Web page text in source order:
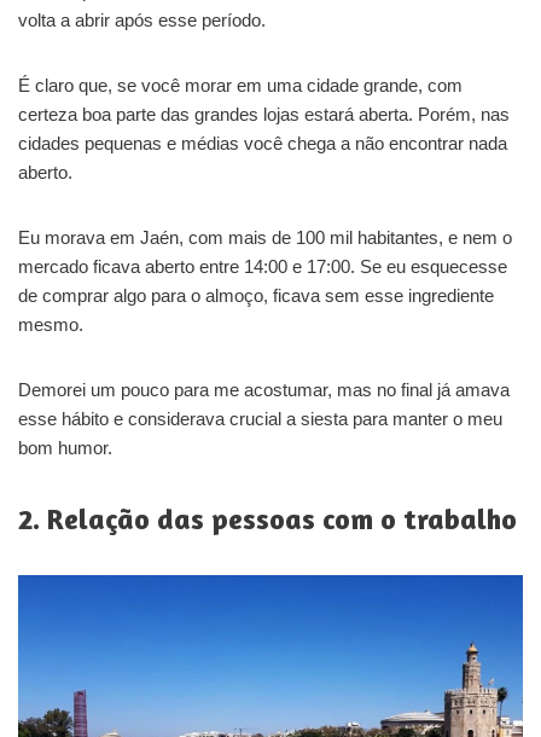
volta a abrir após esse período.
É claro que, se você morar em uma cidade grande, com
certeza boa parte das grandes lojas estará aberta. Porém, nas
cidades pequenas e médias você chega a não encontrar nada
aberto.
Eu morava em Jaén, com mais de 100 mil habitantes, e nem o
mercado ficava aberto entre 14:00 e 17:00. Se eu esquecesse
de comprar algo para o almoço, ficava sem esse ingrediente
mesmo.
Demorei um pouco para me acostumar, mas no final já amava
esse hábito e considerava crucial a siesta para manter o meu
bom humor.
2. Relação das pessoas com o trabalho